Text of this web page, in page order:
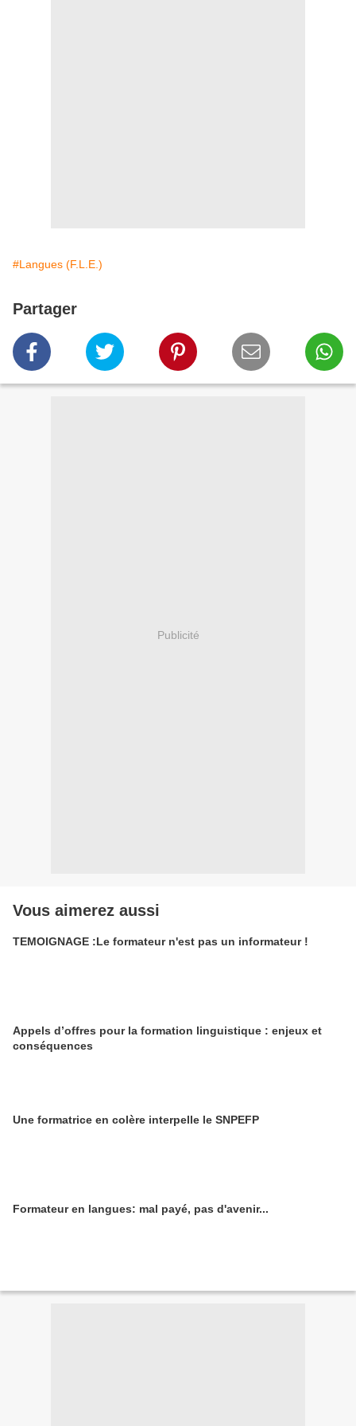
#Langues (F.L.E.)
Partager
Publicité
Vous aimerez aussi
TEMOIGNAGE :Le formateur n'est pas un informateur !
Appels d’offres pour la formation linguistique : enjeux et
conséquences
Une formatrice en colère interpelle le SNPEFP
Formateur en langues: mal payé, pas d'avenir...